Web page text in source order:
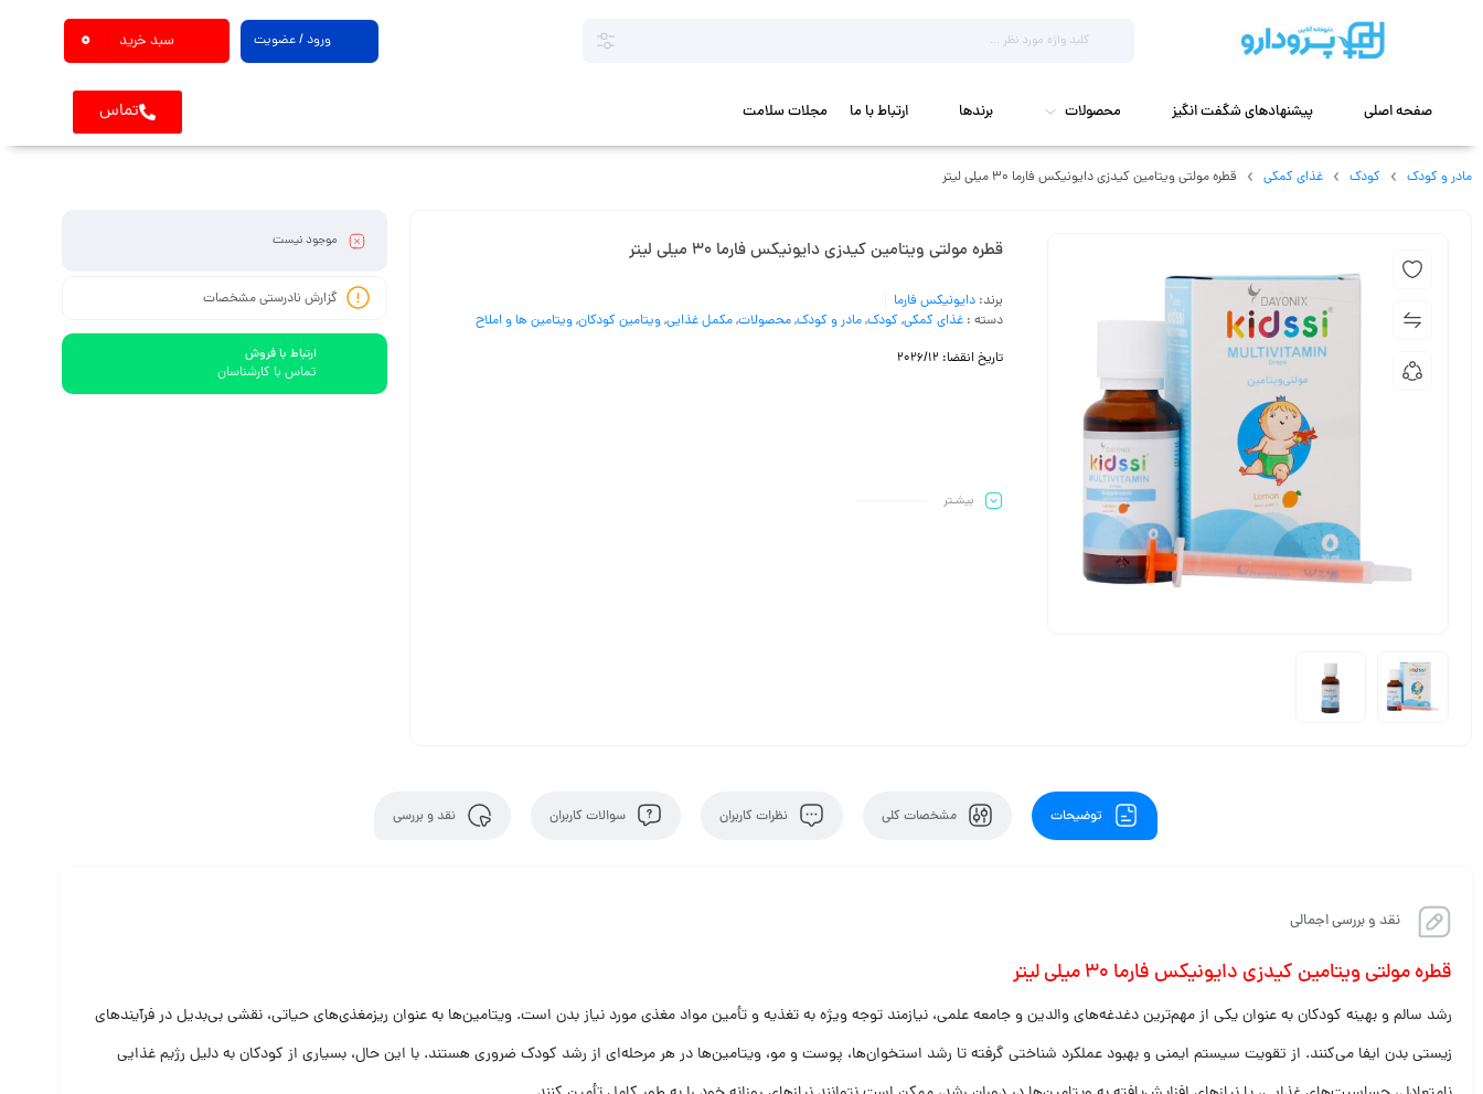
ورود / عضویت سبد خرید 0
صفحه اصلی پیشنهادهای شگفت انگیز محصولات برندها ارتباط با ما مجلات سلامت تماس
مادر و کودک کودک غذای کمکی قطره مولتی ویتامین کیدزی دایونیکس فارما 30 میلی لیتر
قطره مولتی ویتامین کیدزی دایونیکس فارما 30 میلی لیتر
برند: دایونیکس فارما
دسته : غذای کمکی,کودک,مادر و کودک,محصولات,مکمل غذایی,ویتامین کودکان,ویتامین ها و املاح
تاریخ انقضا: 2026/12
بیشـتر
موجود نیست
گزارش نادرستی مشخصات
ارتباط با فروش
تماس با کارشناسان
توضیحات مشخصات کلی نظرات کاربران سوالات کاربران نقد و بررسی
نقد و بررسی اجمالی
قطره مولتی ویتامین کیدزی دایونیکس فارما 30 میلی لیتر
رشد سالم و بهینه کودکان به عنوان یکی از مهم‌ترین دغدغه‌های والدین و جامعه علمی، نیازمند توجه ویژه به تغذیه و تأمین مواد مغذی مورد نیاز بدن است. ویتامین‌ها به عنوان ریزمغذی‌های حیاتی، نقشی بی‌بدیل در فرآیندهای
زیستی بدن ایفا می‌کنند. از تقویت سیستم ایمنی و بهبود عملکرد شناختی گرفته تا رشد استخوان‌ها، پوست و مو، ویتامین‌ها در هر مرحله‌ای از رشد کودک ضروری هستند. با این حال، بسیاری از کودکان به دلیل رژیم غذایی